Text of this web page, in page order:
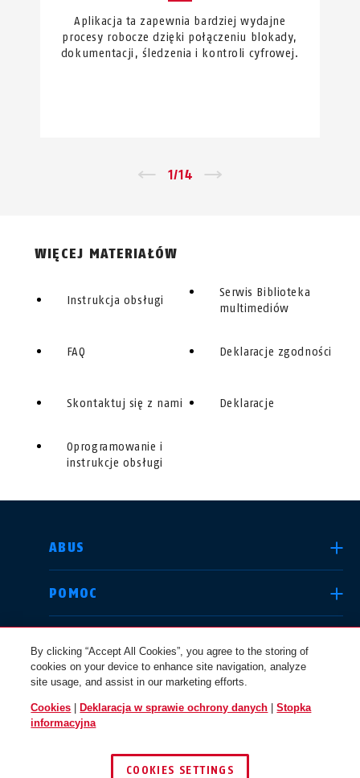
Aplikacja ta zapewnia bardziej wydajne
procesy robocze dzięki połączeniu blokady,
dokumentacji, śledzenia i kontroli cyfrowej.
1/14
WIĘCEJ MATERIAŁÓW
Instrukcja obsługi
FAQ
Skontaktuj się z nami
Oprogramowanie i
instrukcje obsługi
Serwis Biblioteka
multimediów
Deklaracje zgodności
Deklaracje
ABUS
POMOC
KWESTIE PRAWNE
WYBIERZ KRAJ
International USA
By clicking “Accept All Cookies”, you agree to the storing of
cookies on your device to enhance site navigation, analyze
site usage, and assist in our marketing efforts.
Cookies Deklaracja w sprawie ochrony danych |Stopka
informacyjna
COOKIES SETTINGS